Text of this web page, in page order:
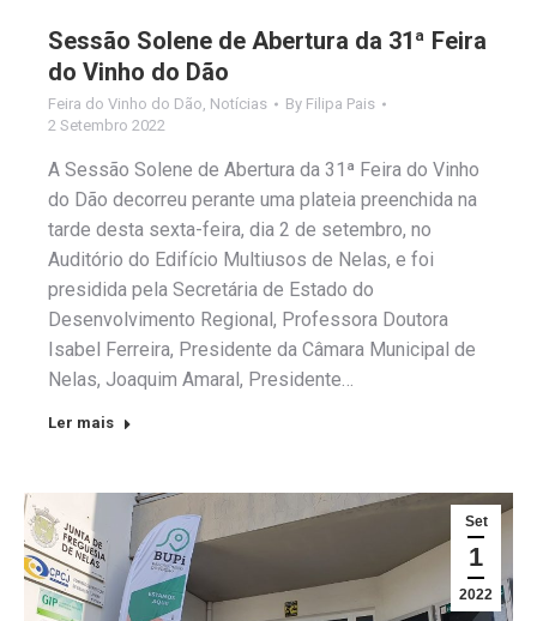
Sessão Solene de Abertura da 31ª Feira
do Vinho do Dão
Feira do Vinho do Dão, Notícias By Filipa Pais
2 Setembro 2022
A Sessão Solene de Abertura da 31ª Feira do Vinho
do Dão decorreu perante uma plateia preenchida na
tarde desta sexta-feira, dia 2 de setembro, no
Auditório do Edifício Multiusos de Nelas, e foi
presidida pela Secretária de Estado do
Desenvolvimento Regional, Professora Doutora
Isabel Ferreira, Presidente da Câmara Municipal de
Nelas, Joaquim Amaral, Presidente…
Ler mais
Set
1
2022